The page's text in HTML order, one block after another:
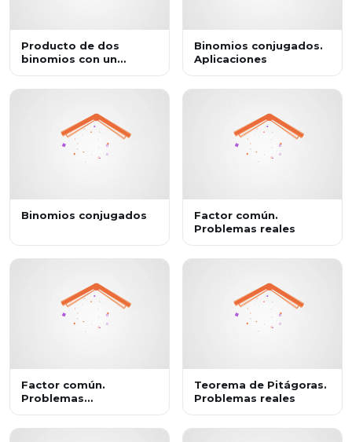
Producto de dos
binomios con un
Binomios conjugados.
Aplicaciones
Binomios conjugados
Factor común.
Problemas reales
Factor común.
Problemas
Teorema de Pitágoras.
Problemas reales